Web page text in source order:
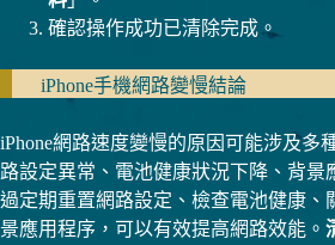
確認操作成功已清除完成。
iPhone手機網路變慢結論
iPhone網路速度變慢的原因可能涉及多
路設定異常、電池健康狀況下降、背景
過定期重置網路設定、檢查電池健康、
景應用程序，可以有效提高網路效能。